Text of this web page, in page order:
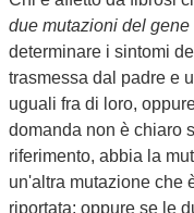
due mutazioni del gene
determinare i sintomi
trasmessa dal padre e
uguali fra di loro,
domanda non è chiaro
riferimento, abbia la
un'altra mutazione che
riportata; oppure se le